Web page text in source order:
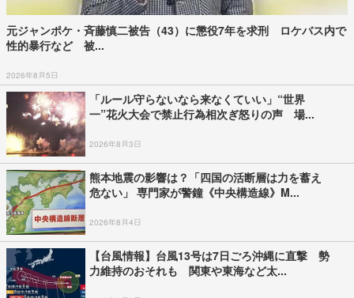
元ジャンポケ・斉藤慎二被告（43）に懲役7年を求刑 ロケバス内で
性的暴行など 被...
2026年8月5日
「ルール守らないなら来なくていい」“世界
一”花火大会で禁止行為相次ぎ怒りの声 場...
2026年8月3日
熊本地震の影響は？「四国の活断層は力を蓄え
危ない」 専門家が警鐘《中央構造線》M...
2026年8月4日
【台風情報】台風13号は7日ごろ沖縄に直撃 勢
力維持のおそれも 関東や東海など太...